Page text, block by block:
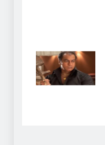
1